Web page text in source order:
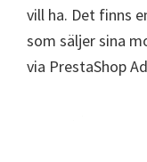
vill ha. Det finns
som säljer sina
via PrestaShop